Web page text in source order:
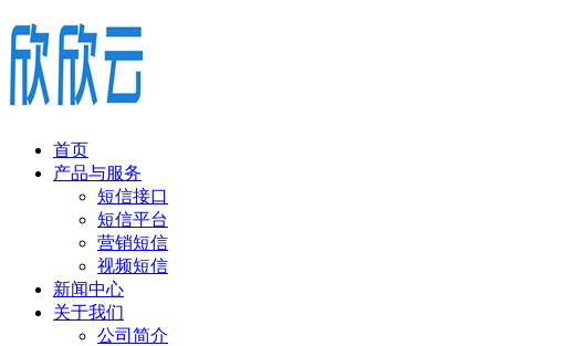
首页
产品与服务
短信接口
短信平台
营销短信
视频短信
新闻中心
关于我们
公司简介